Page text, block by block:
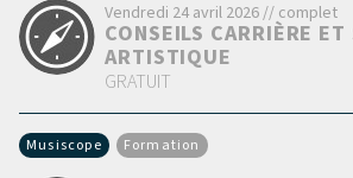
Vendredi 24 avril 2026 // complet
CONSEILS CARRIÈRE
ARTISTIQUE
GRATUIT
Musiscope Formation